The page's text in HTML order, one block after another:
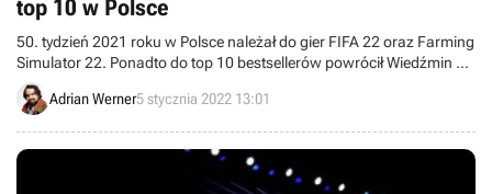
top 10 w Polsce
50. tydzień 2021 roku w Polsce należał do gier FIFA 22 oraz Farming
Simulator 22. Ponadto do top 10 bestsellerów powrócił Wiedźmin 3:
Dziki Gon.
Adrian Werner5 stycznia 2022 13:01